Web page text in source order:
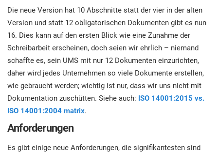
Die neue Version hat 10 Abschnitte statt der vier in der alten
Version und statt 12 obligatorischen Dokumenten gibt es nun
16. Dies kann auf den ersten Blick wie eine Zunahme der
Schreibarbeit erscheinen, doch seien wir ehrlich – niemand
schaffte es, sein UMS mit nur 12 Dokumenten einzurichten,
daher wird jedes Unternehmen so viele Dokumente erstellen,
wie gebraucht werden; wichtig ist nur, dass wir uns nicht mit
Dokumentation zuschütten. Siehe auch: ISO 14001:2015 vs.
ISO 14001:2004 matrix.
Anforderungen
Es gibt einige neue Anforderungen, die signifikantesten sind